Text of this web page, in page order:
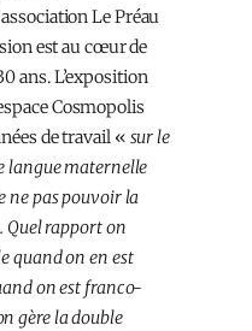
Le Préau
est au cœur de
ans. L’exposition
Cosmopolis
de travail « sur le
langue maternelle
ne pas pouvoir la
Quel rapport on
quand on en est
on est franco-
gère la double